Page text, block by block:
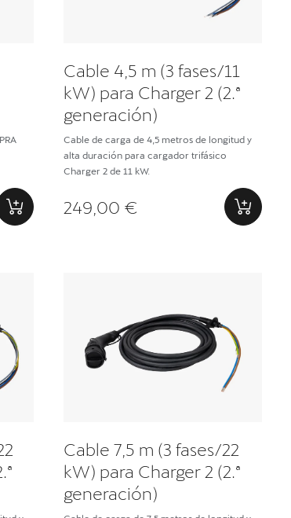
Cable 4,5 m (3 fases/11
kW) para Charger 2 (2.ª
generación)
Cable de carga de 4,5 metros de longitud y
alta duración para cargador trifásico
Charger 2 de 11 kW.
249,00 €
Cable 7,5 m (3 fases/22
kW) para Charger 2 (2.ª
generación)